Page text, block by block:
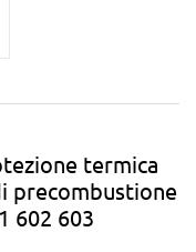
termica
precombustione
602 603